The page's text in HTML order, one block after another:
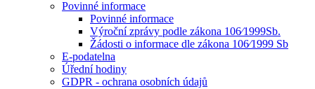
Povinné informace
Povinné informace
Výroční zprávy podle zákona 106⁄1999Sb.
Žádosti o informace dle zákona 106⁄1999 Sb
E-podatelna
Úřední hodiny
GDPR - ochrana osobních údajů